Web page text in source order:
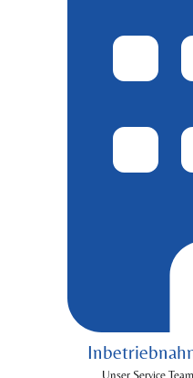
Unser Service